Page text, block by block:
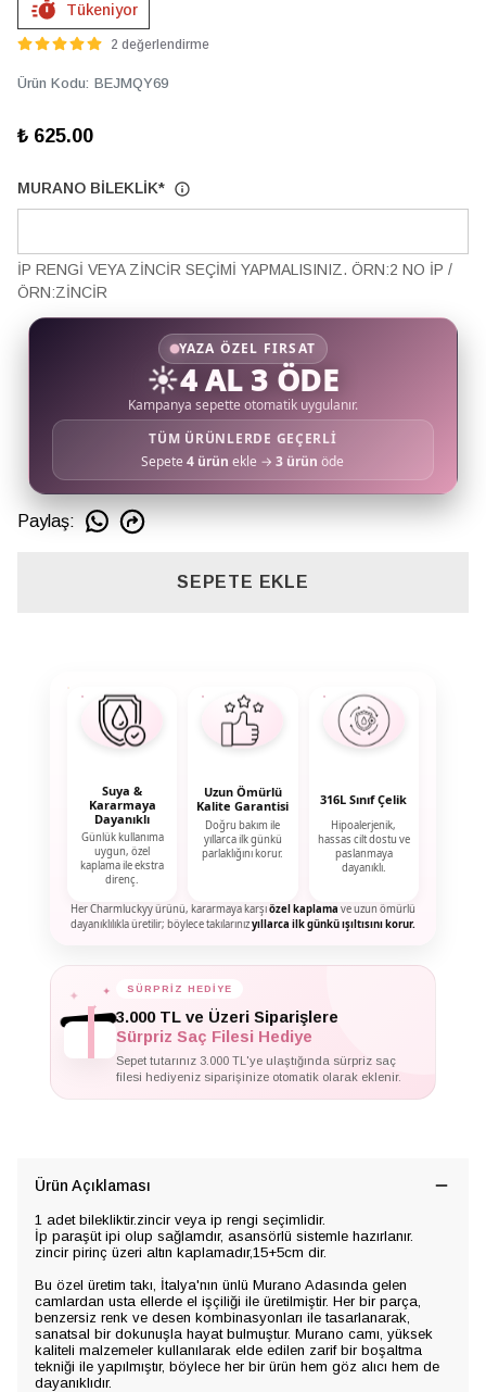
Tükeniyor
2 değerlendirme
Ürün Kodu: BEJMQY69
₺ 625.00
MURANO BİLEKLİK*
İP RENGİ VEYA ZİNCİR SEÇİMİ YAPMALISINIZ. ÖRN:2 NO İP /
ÖRN:ZİNCİR
YAZA ÖZEL FIRSAT
☀️4 AL 3 ÖDE
Kampanya sepette otomatik uygulanır.
TÜM ÜRÜNLERDE GEÇERLİ
Sepete4 ürün ekle →3 ürün öde
Paylaş:
SEPETE EKLE
Suya &
Kararmaya
Dayanıklı
Günlük kullanıma
uygun, özel
kaplama ile ekstra
direnç.
Uzun Ömürlü
Kalite Garantisi
Doğru bakım ile
yıllarca ilk günkü
parlaklığını korur.
316L Sınıf Çelik
Hipoalerjenik,
hassas cilt dostu ve
paslanmaya
dayanıklı.
Her Charmluckyy ürünü, kararmaya karşıözel kaplama ve uzun ömürlü
dayanıklılıkla üretilir; böylece takılarınızyıllarca ilk günkü ışıltısını korur.
SÜRPRİZ HEDİYE
3.000 TL ve Üzeri Siparişlere
Sürpriz Saç Filesi Hediye
Sepet tutarınız 3.000 TL'ye ulaştığında sürpriz saç
filesi hediyeniz siparişinize otomatik olarak eklenir.
Ürün Açıklaması
1 adet bilekliktir.zincir veya ip rengi seçimlidir.
İp paraşüt ipi olup sağlamdır, asansörlü sistemle hazırlanır.
zincir pirinç üzeri altın kaplamadır,15+5cm dir.
Bu özel üretim takı, İtalya'nın ünlü Murano Adasında gelen
camlardan usta ellerde el işçiliği ile üretilmiştir. Her bir parça,
benzersiz renk ve desen kombinasyonları ile tasarlanarak,
sanatsal bir dokunuşla hayat bulmuştur. Murano camı, yüksek
kaliteli malzemeler kullanılarak elde edilen zarif bir boşaltma
tekniği ile yapılmıştır, böylece her bir ürün hem göz alıcı hem de
dayanıklıdır.